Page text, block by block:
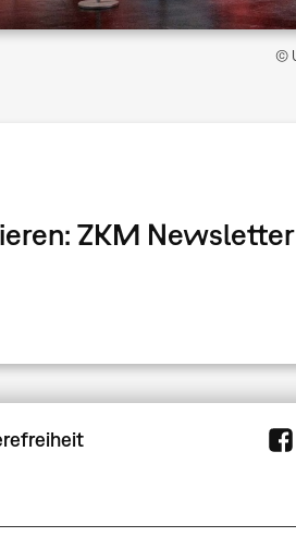
©
ZKM Newsletter